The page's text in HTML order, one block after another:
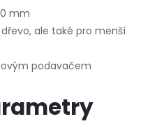
mm
ale také pro menší
podavačem